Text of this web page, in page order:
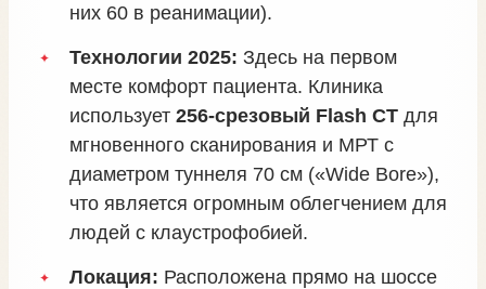
них 60 в реанимации).
Технологии 2025: Здесь на первом
месте комфорт пациента. Клиника
использует 256-срезовый Flash CT для
мгновенного сканирования и МРТ с
диаметром туннеля 70 см («Wide Bore»),
что является огромным облегчением для
людей с клаустрофобией.
Локация: Расположена прямо на шоссе